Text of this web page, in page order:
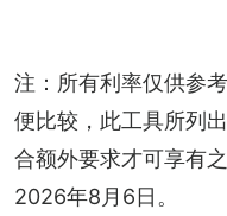
注：所有利率仅供参
便比较，此工具所列
合额外要求才可享有
2026年8月6日。